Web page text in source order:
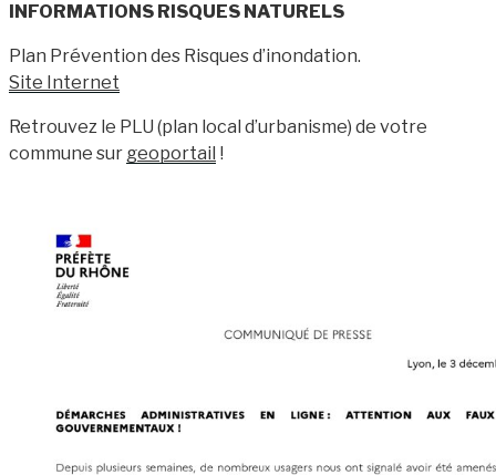
INFORMATIONS RISQUES NATURELS
Plan Prévention des Risques d’inondation.
Site Internet
Retrouvez le PLU (plan local d’urbanisme) de votre
commune sur geoportail !